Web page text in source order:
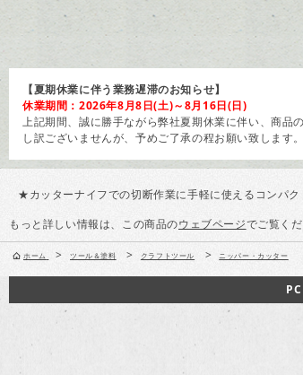
【夏期休業に伴う業務遅滞のお知らせ】
休業期間：2026年8月8日(土)～8月16日(日)
上記期間、誠に勝手ながら弊社夏期休業に伴い、商品
し訳ございませんが、予めご了承の程お願い致します。
★カッターナイフでの切断作業に手軽に使えるコンパ
もっと詳しい情報は、この商品のウェブページでご覧くだ
ホーム > ツール＆塗料 > クラフトツール > ニッパー・カッター
PC